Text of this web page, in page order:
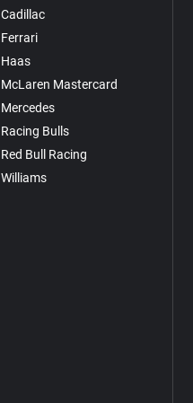
Cadillac
Ferrari
Haas
McLaren Mastercard
Mercedes
Racing Bulls
Red Bull Racing
Williams